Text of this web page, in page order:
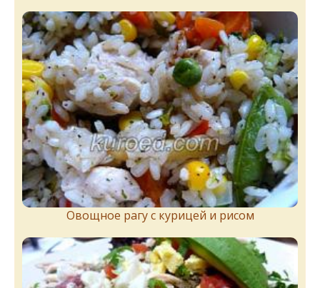
Овощное рагу с курицей и рисом